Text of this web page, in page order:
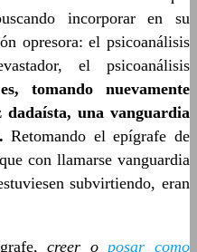
incorporar en su
opresora: el psicoanálisis
el psicoanálisis
tomando nuevamente
una vanguardia
Retomando el epígrafe de
con llamarse vanguardia
subvirtiendo, eran
creer oposar como